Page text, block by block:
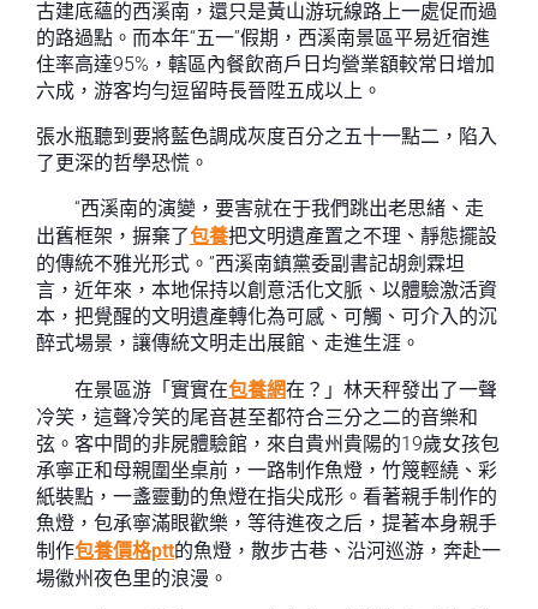
古建底蘊的西溪南，還只是黃山游玩線路上一處促而過
的路過點。而本年“五一”假期，西溪南景區平易近宿進
住率高達95%，轄區內餐飲商戶日均營業額較常日增加
六成，游客均勻逗留時長晉陞五成以上。
張水瓶聽到要將藍色調成灰度百分之五十一點二，陷入
了更深的哲學恐慌。
“西溪南的演變，要害就在于我們跳出老思緒、走
出舊框架，摒棄了包養把文明遺產置之不理、靜態擺設
的傳統不雅光形式。”西溪南鎮黨委副書記胡劍霖坦
言，近年來，本地保持以創意活化文脈、以體驗激活資
本，把覺醒的文明遺產轉化為可感、可觸、可介入的沉
醉式場景，讓傳統文明走出展館、走進生涯。
在景區游「實實在包養網在？」林天秤發出了一聲
冷笑，這聲冷笑的尾音甚至都符合三分之二的音樂和
弦。客中間的非屍體驗館，來自貴州貴陽的19歲女孩包
承寧正和母親圍坐桌前，一路制作魚燈，竹篾輕繞、彩
紙裝點，一盞靈動的魚燈在指尖成形。看著親手制作的
魚燈，包承寧滿眼歡樂，等待進夜之后，提著本身親手
制作包養價格ptt的魚燈，散步古巷、沿河巡游，奔赴一
場徽州夜色里的浪漫。